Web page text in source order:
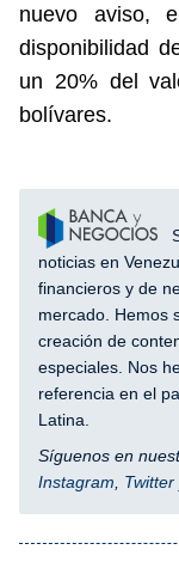
nuevo aviso,
disponibilidad
un 20% del
bolívares.
noticias en
financieros y de
mercado. Hemos
creación de
especiales. Nos
referencia en el
Latina.
Síguenos en
Instagram
Twitter